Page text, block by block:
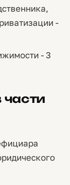
-
- 3